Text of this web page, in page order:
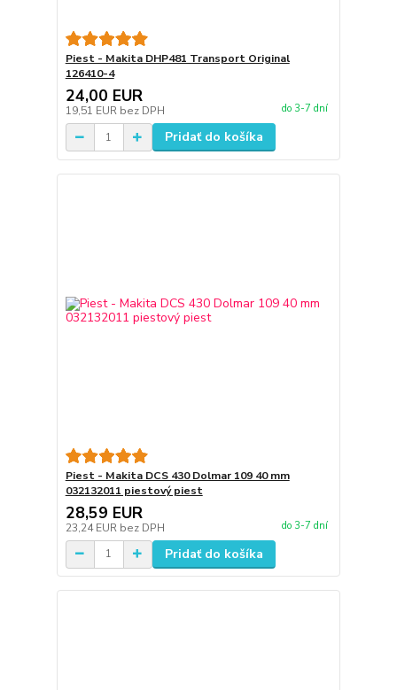
Piest - Makita DHP481 Transport Original
126410-4
24,00 EUR
19,51 EUR bez DPH do 3-7 dní
Pridať do košíka
Piest - Makita DCS 430 Dolmar 109 40 mm
032132011 piestový piest
28,59 EUR
23,24 EUR bez DPH do 3-7 dní
Pridať do košíka